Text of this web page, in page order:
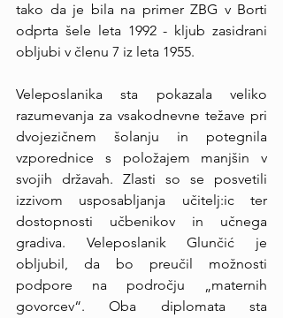
tako da je bila na primer ZBG v Borti
odprta šele leta 1992 - kljub zasidrani
obljubi v členu 7 iz leta 1955.
Veleposlanika sta pokazala veliko
razumevanja za vsakodnevne težave pri
dvojezičnem šolanju in potegnila
vzporednice s položajem manjšin v
svojih državah. Zlasti so se posvetili
izzivom usposabljanja učitelj:ic ter
dostopnosti učbenikov in učnega
gradiva. Veleposlanik Glunčić je
obljubil, da bo preučil možnosti
podpore na področju „maternih
govorcev“. Oba diplomata sta